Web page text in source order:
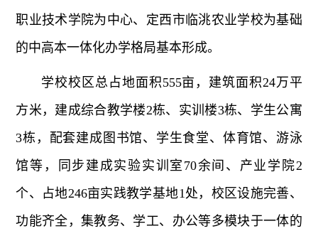
职业技术学院为中心、定西市临洮农业学校为基础
的中高本一体化办学格局基本形成。
学校校区总占地面积555亩，建筑面积24万平
方米，建成综合教学楼2栋、实训楼3栋、学生公寓
3栋，配套建成图书馆、学生食堂、体育馆、游泳
馆等，同步建成实验实训室70余间、产业学院2
个、占地246亩实践教学基地1处，校区设施完善、
功能齐全，集教务、学工、办公等多模块于一体的